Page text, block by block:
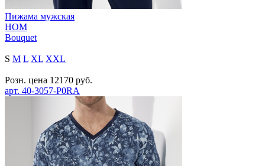
Пижама мужская
HOM
Bouquet
S M L XL XXL
Розн. цена 12170 руб.
арт. 40-3057-P0RA